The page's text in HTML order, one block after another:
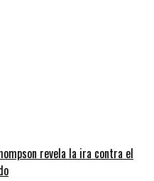
revela la ira contra el